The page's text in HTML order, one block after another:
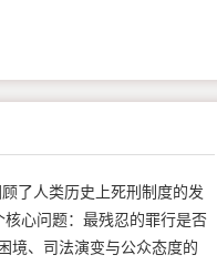
了人类历史上死刑制度的发
核心问题：最残忍的罪行是否
境、司法演变与公众态度的